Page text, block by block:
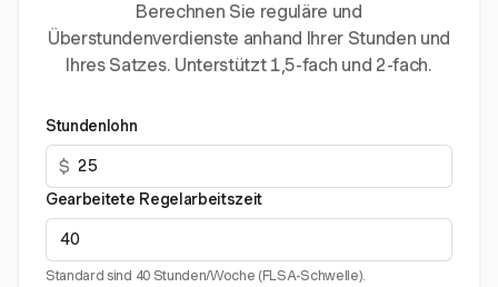
Berechnen Sie reguläre und
Überstundenverdienste anhand Ihrer Stunden und
Ihres Satzes. Unterstützt 1,5-fach und 2-fach.
Stundenlohn
$
Gearbeitete Regelarbeitszeit
Standard sind 40 Stunden/Woche (FLSA-Schwelle).